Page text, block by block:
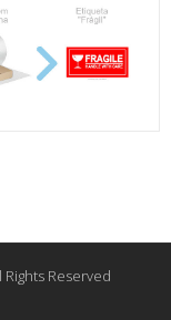
Rights Reserved